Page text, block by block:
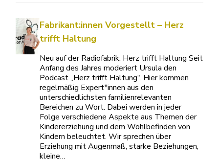
Fabrikant:innen Vorgestellt – Herz
trifft Haltung
Neu auf der Radiofabrik: Herz trifft Haltung Seit
Anfang des Jahres moderiert Ursula den
Podcast „Herz trifft Haltung“. Hier kommen
regelmäßig Expert*innen aus den
unterschiedlichsten familienrelevanten
Bereichen zu Wort. Dabei werden in jeder
Folge verschiedene Aspekte aus Themen der
Kindererziehung und dem Wohlbefinden von
Kindern beleuchtet. Wir sprechen über
Erziehung mit Augenmaß, starke Beziehungen,
kleine…